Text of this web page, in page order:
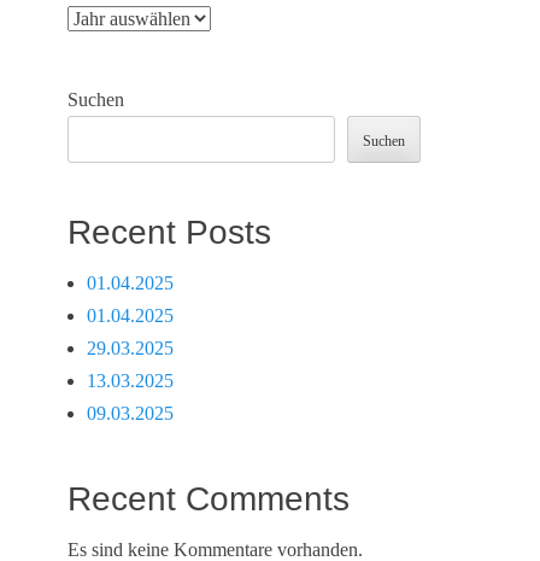
Suchen
Suchen
Recent Posts
01.04.2025
01.04.2025
29.03.2025
13.03.2025
09.03.2025
Recent Comments
Es sind keine Kommentare vorhanden.